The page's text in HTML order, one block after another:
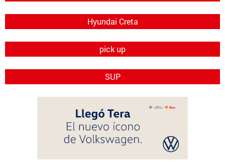
Hyundai Creta
pick up
SUP